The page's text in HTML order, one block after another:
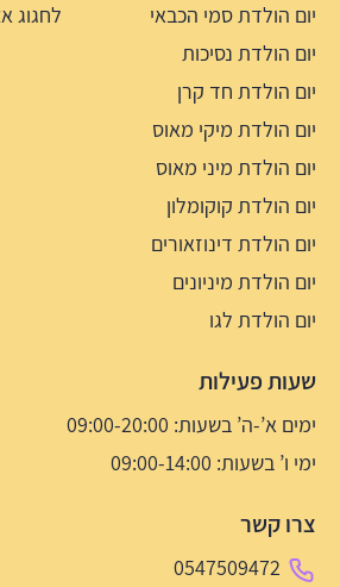
יום הולדת סמי הכבאי
יום הולדת נסיכות
יום הולדת חד קרן
יום הולדת מיקי מאוס
יום הולדת מיני מאוס
יום הולדת קוקומלון
יום הולדת דינוזאורים
יום הולדת מיניונים
יום הולדת לגו
לחגוג
שעות פעילות
ימים א’-ה’ בשעות: 09:00-20:00
ימי ו’ בשעות: 09:00-14:00
צרו קשר
0547509472